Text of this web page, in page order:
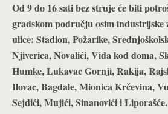
Od 9 do 16 sati bez struje će biti
gradskom području osim industrijske
ulice: Stadion, Požarike,
Njiverica, Novalići, Vida kod doma,
Humke, Lukavac Gornji, Rakija,
Ilovac, Bagdale, Mionica Krčevina,
Sejdići, Mujići, Sinanovići i Liporašće.